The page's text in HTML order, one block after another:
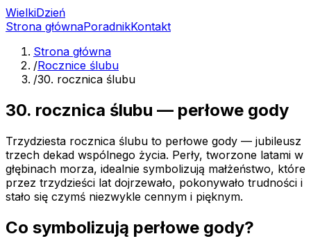
WielkiDzień
Strona głównaPoradnikKontakt
Strona główna
/Rocznice ślubu
/30. rocznica ślubu
30. rocznica ślubu — perłowe gody
Trzydziesta rocznica ślubu to perłowe gody — jubileusz
trzech dekad wspólnego życia. Perły, tworzone latami w
głębinach morza, idealnie symbolizują małżeństwo, które
przez trzydzieści lat dojrzewało, pokonywało trudności i
stało się czymś niezwykle cennym i pięknym.
Co symbolizują perłowe gody?